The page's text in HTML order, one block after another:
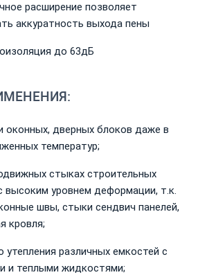
расширение позволяет
аккуратность выхода пены
до 63дБ
оконных, дверных блоков даже в
температур;
стыках строительных
высоким уровнем деформации, т.к.
швы, стыки сендвич панелей,
кровля;
утепления различных емкостей с
и теплыми жидкостями;